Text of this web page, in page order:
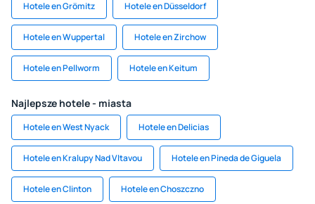
Hotele en Grömitz Hotele en Düsseldorf
Hotele en Wuppertal Hotele en Zirchow
Hotele en Pellworm Hotele en Keitum
Najlepsze hotele - miasta
Hotele en West Nyack Hotele en Delicias
Hotele en Kralupy Nad Vltavou Hotele en Pineda de Giguela
Hotele en Clinton Hotele en Choszczno